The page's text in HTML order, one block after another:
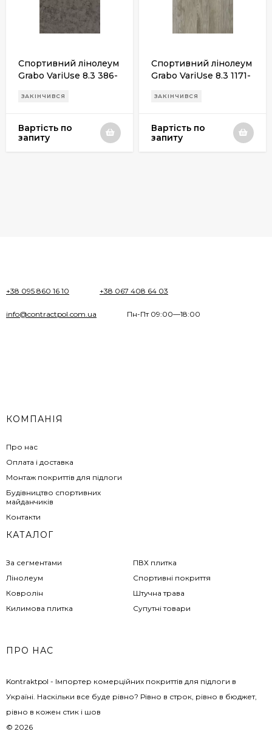
Спортивний лінолеум
Grabo VariUse 8.3 386-
ЗАКІНЧИВСЯ
Вартість по
запиту
Спортивний лінолеум
Grabo VariUse 8.3 1171-
ЗАКІНЧИВСЯ
Вартість по
запиту
+38 095 860 16 10 +38 067 408 64 03
info@contractpol.com.ua Пн-Пт 09:00—18:00
КОМПАНІЯ
Про нас
Оплата і доставка
Монтаж покриттів для підлоги
Будівництво спортивних
майданчиків
Контакти
КАТАЛОГ
За сегментами
Лінолеум
Ковролін
Килимова плитка
ПВХ плитка
Спортивні покриття
Штучна трава
Супутні товари
ПРО НАС
Kontraktpol - Імпортер комерційних покриттів для підлоги в
Україні. Наскільки все буде рівно? Рівно в строк, рівно в бюджет,
рівно в кожен стик і шов
© 2026